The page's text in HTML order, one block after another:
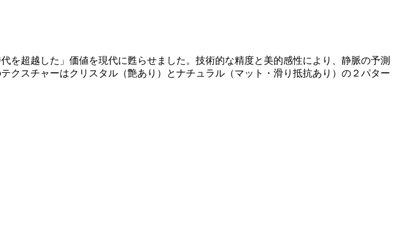
超越した」価値を現代に甦らせました。技術的な精度と美的感性により、静脈の予測
スチャーはクリスタル（艶あり）とナチュラル（マット・滑り抵抗あり）の２パター